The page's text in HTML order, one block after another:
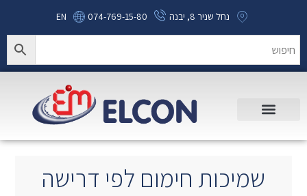
נחל שניר 8, יבנה 074-769-15-80
EN
שמיכות חימום לפי דרישה